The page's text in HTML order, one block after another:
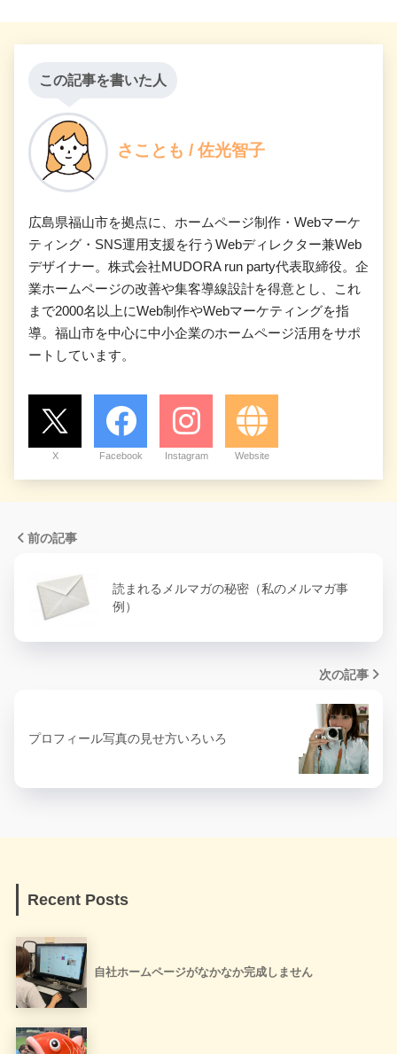
この記事を書いた人
さことも / 佐光智子
広島県福山市を拠点に、ホームページ制作・Webマーケ
ティング・SNS運用支援を行うWebディレクター兼Web
デザイナー。株式会社MUDORA run party代表取締役。企
業ホームページの改善や集客導線設計を得意とし、これ
まで2000名以上にWeb制作やWebマーケティングを指
導。福山市を中心に中小企業のホームページ活用をサポ
ートしています。
X Facebook Instagram Website
前の記事
読まれるメルマガの秘密（私のメルマガ事
例）
次の記事
プロフィール写真の見せ方いろいろ
Recent Posts
自社ホームページがなかなか完成しません